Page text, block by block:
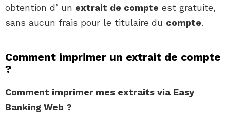
obtention d’ un extrait de compte est gratuite,
sans aucun frais pour le titulaire du compte.
Comment imprimer un extrait de compte
?
Comment imprimer mes extraits via Easy
Banking Web ?